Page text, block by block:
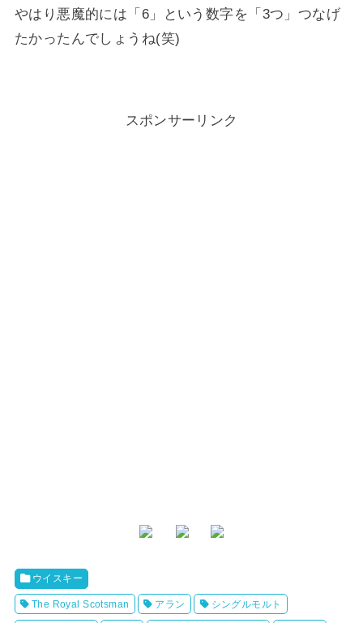
やはり悪魔的には「6」という数字を「3つ」つなげ
たかったんでしょうね(笑)
スポンサーリンク
ウイスキー
The Royal Scotsman アラン シングルモルト